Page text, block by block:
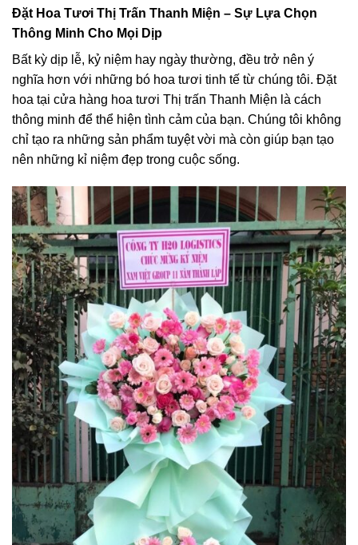
Đặt Hoa Tươi Thị Trấn Thanh Miện – Sự Lựa Chọn
Thông Minh Cho Mọi Dịp
Bất kỳ dịp lễ, kỷ niệm hay ngày thường, đều trở nên ý
nghĩa hơn với những bó hoa tươi tinh tế từ chúng tôi. Đặt
hoa tại cửa hàng hoa tươi Thị trấn Thanh Miện là cách
thông minh để thể hiện tình cảm của bạn. Chúng tôi không
chỉ tạo ra những sản phẩm tuyệt vời mà còn giúp bạn tạo
nên những kỉ niệm đẹp trong cuộc sống.